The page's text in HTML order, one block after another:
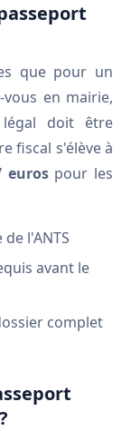
que pour un
vous en mairie,
légal doit être
fiscal s'élève à
eurospour les
l'ANTS
avant le
complet